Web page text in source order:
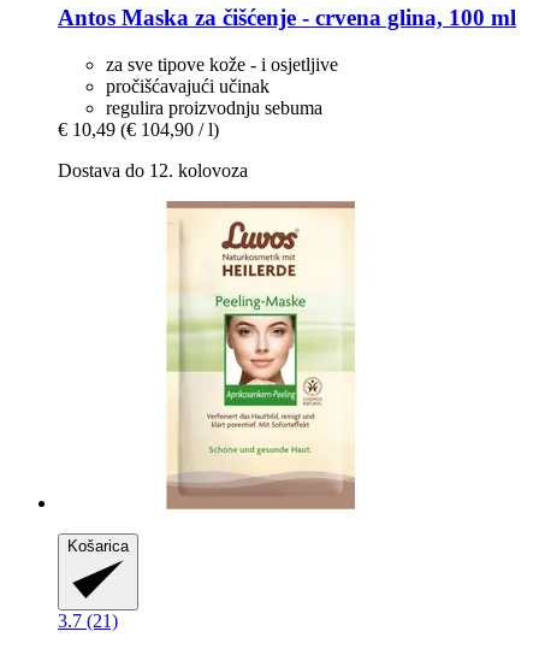
Antos Maska za čišćenje -​ crvena glina, 100 ml
za sve tipove kože - i osjetljive
pročišćavajući učinak
regulira proizvodnju sebuma
€ 10,49 (€ 104,90 / l)
Dostava do 12. kolovoza
Košarica
3.7 (21)